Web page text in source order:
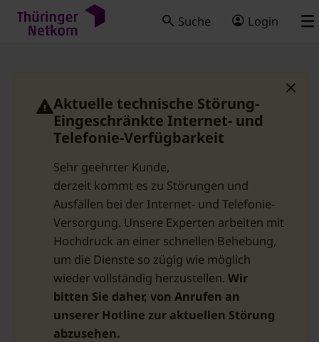
Suche Login
Aktuelle technische Störung-
Eingeschränkte Internet- und
Telefonie-Verfügbarkeit
Sehr geehrter Kunde,
derzeit kommt es zu Störungen und
Ausfällen bei der Internet- und Telefonie-
Versorgung. Unsere Experten arbeiten mit
Hochdruck an einer schnellen Behebung,
um die Dienste so zügig wie möglich
wieder vollständig herzustellen. Wir
bitten Sie daher, von Anrufen an
unserer Hotline zur aktuellen Störung
abzusehen.